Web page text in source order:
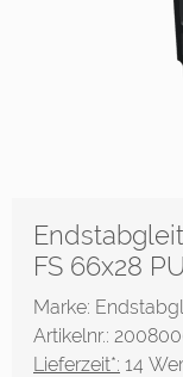
FS 66x28
Marke:
Artikelnr.:
Lieferzeit*: 14